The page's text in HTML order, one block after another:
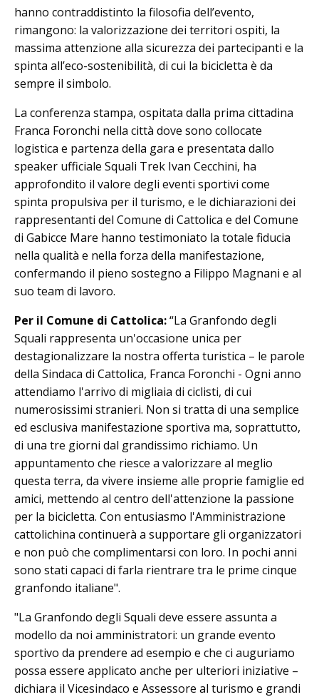
hanno contraddistinto la filosofia dell’evento,
rimangono: la valorizzazione dei territori ospiti, la
massima attenzione alla sicurezza dei partecipanti e la
spinta all’eco-sostenibilità, di cui la bicicletta è da
sempre il simbolo.
La conferenza stampa, ospitata dalla prima cittadina
Franca Foronchi nella città dove sono collocate
logistica e partenza della gara e presentata dallo
speaker ufficiale Squali Trek Ivan Cecchini, ha
approfondito il valore degli eventi sportivi come
spinta propulsiva per il turismo, e le dichiarazioni dei
rappresentanti del Comune di Cattolica e del Comune
di Gabicce Mare hanno testimoniato la totale fiducia
nella qualità e nella forza della manifestazione,
confermando il pieno sostegno a Filippo Magnani e al
suo team di lavoro.
Per il Comune di Cattolica:“La Granfondo degli
Squali rappresenta un'occasione unica per
destagionalizzare la nostra offerta turistica – le parole
della Sindaca di Cattolica, Franca Foronchi - Ogni anno
attendiamo l'arrivo di migliaia di ciclisti, di cui
numerosissimi stranieri. Non si tratta di una semplice
ed esclusiva manifestazione sportiva ma, soprattutto,
di una tre giorni dal grandissimo richiamo. Un
appuntamento che riesce a valorizzare al meglio
questa terra, da vivere insieme alle proprie famiglie ed
amici, mettendo al centro dell'attenzione la passione
per la bicicletta. Con entusiasmo l'Amministrazione
cattolichina continuerà a supportare gli organizzatori
e non può che complimentarsi con loro. In pochi anni
sono stati capaci di farla rientrare tra le prime cinque
granfondo italiane".
"La Granfondo degli Squali deve essere assunta a
modello da noi amministratori: un grande evento
sportivo da prendere ad esempio e che ci auguriamo
possa essere applicato anche per ulteriori iniziative –
dichiara il Vicesindaco e Assessore al turismo e grandi